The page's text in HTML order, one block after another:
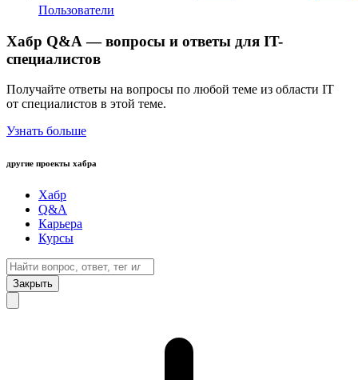
Пользователи
Хабр Q&A — вопросы и ответы для IT-
специалистов
Получайте ответы на вопросы по любой теме из области IT
от специалистов в этой теме.
Узнать больше
другие проекты хабра
Хабр
Q&A
Карьера
Курсы
Закрыть